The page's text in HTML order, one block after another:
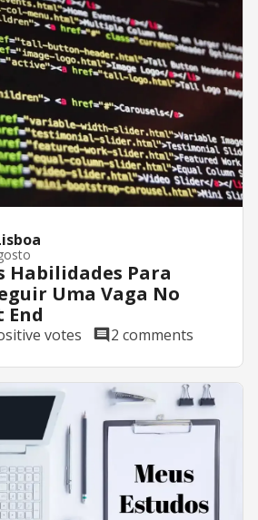
Habilidades Para
Uma Vaga No
End
votes 2 comments